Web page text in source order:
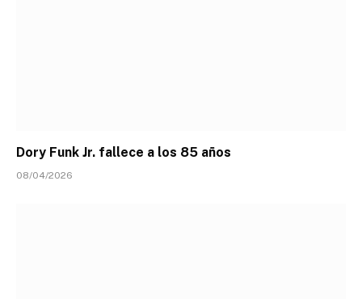
Dory Funk Jr. fallece a los 85 años
08/04/2026